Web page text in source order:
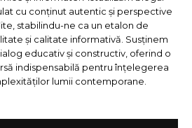
cu conținut autentic și perspective
stabilindu-ne ca un etalon de
și calitate informativă. Susținem
educativ și constructiv, oferind o
indispensabilă pentru înțelegerea
lumii contemporane.